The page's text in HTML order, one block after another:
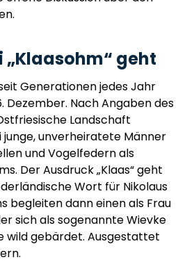
„Klaasohm“ geht
Generationen jedes Jahr
Dezember. Nach Angaben des
Landschaft
unverheiratete Männer
und Vogelfedern als
Der Ausdruck „Klaas“ geht
Wort für Nikolaus
begleiten dann einen als Frau
sich als sogenannte Wievke
wild gebärdet. Ausgestattet